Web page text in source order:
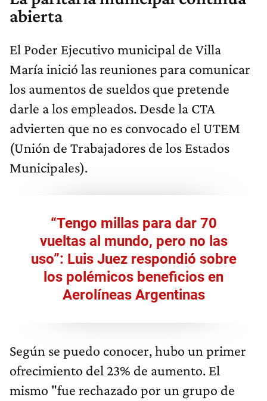
abierta
El Poder Ejecutivo municipal de Villa
María inició las reuniones para comunicar
los aumentos de sueldos que pretende
darle a los empleados. Desde la CTA
advierten que no es convocado el UTEM
(Unión de Trabajadores de los Estados
Municipales).
“Tengo millas para dar 70
vueltas al mundo, pero no las
uso”: Luis Juez respondió sobre
los polémicos beneficios en
Aerolíneas Argentinas
Según se puedo conocer, hubo un primer
ofrecimiento del 23% de aumento. El
mismo "fue rechazado por un grupo de